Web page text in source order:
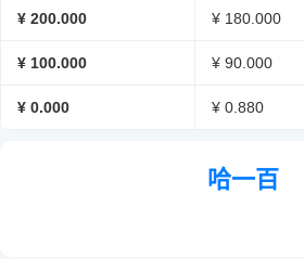
¥ 200.000 ¥ 180.000
¥ 100.000 ¥ 90.000
¥ 0.000 ¥ 0.880
哈一百